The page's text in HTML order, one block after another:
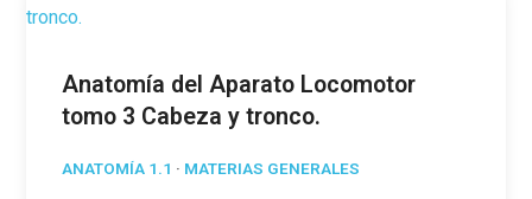
Anatomía del Aparato Locomotor
tomo 3 Cabeza y tronco.
ANATOMÍA 1.1 · MATERIAS GENERALES